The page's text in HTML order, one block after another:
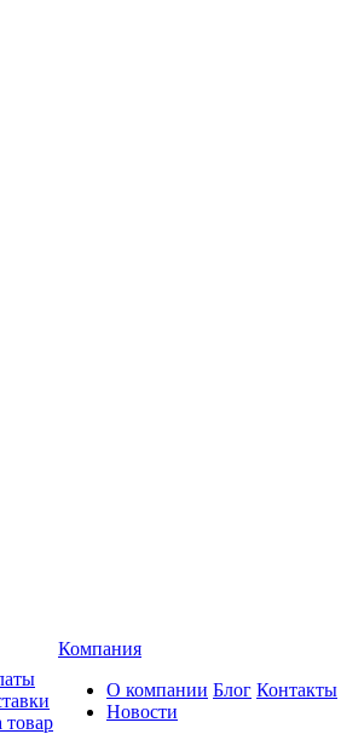
товар
Компания
О компании
Новости
Блог Контакты